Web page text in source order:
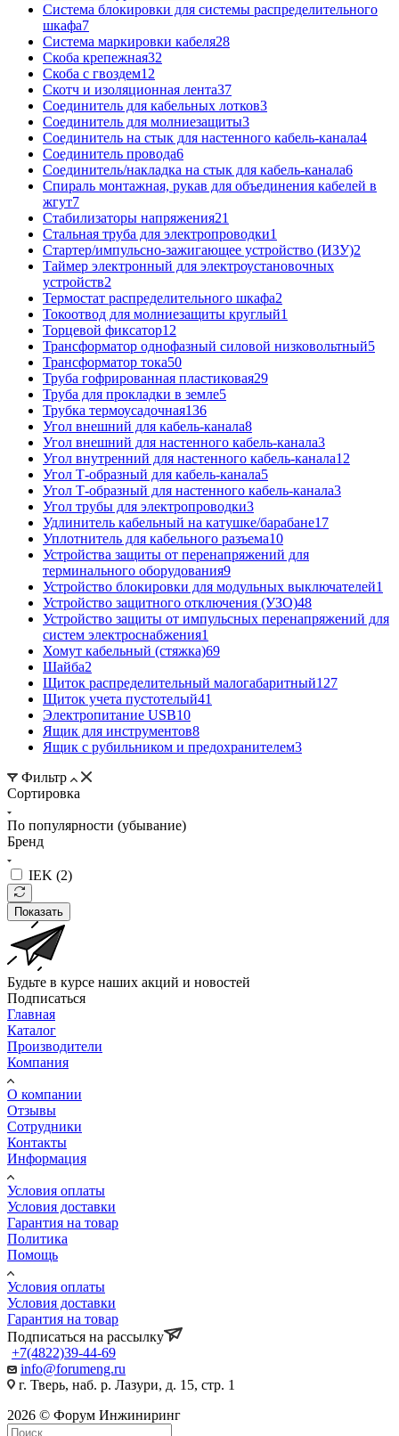
Система блокировки для системы распределительного
шкафа7
Система маркировки кабеля28
Скоба крепежная32
Скоба с гвоздем12
Скотч и изоляционная лента37
Соединитель для кабельных лотков3
Соединитель для молниезащиты3
Соединитель на стык для настенного кабель-канала4
Соединитель провода6
Соединитель/накладка на стык для кабель-канала6
Спираль монтажная, рукав для объединения кабелей в
жгут7
Стабилизаторы напряжения21
Стальная труба для электропроводки1
Стартер/импульсно-зажигающее устройство (ИЗУ)2
Таймер электронный для электроустановочных
устройств2
Термостат распределительного шкафа2
Токоотвод для молниезащиты круглый1
Торцевой фиксатор12
Трансформатор однофазный силовой низковольтный5
Трансформатор тока50
Труба гофрированная пластиковая29
Труба для прокладки в земле5
Трубка термоусадочная136
Угол внешний для кабель-канала8
Угол внешний для настенного кабель-канала3
Угол внутренний для настенного кабель-канала12
Угол Т-образный для кабель-канала5
Угол Т-образный для настенного кабель-канала3
Угол трубы для электропроводки3
Удлинитель кабельный на катушке/барабане17
Уплотнитель для кабельного разъема10
Устройства защиты от перенапряжений для
терминального оборудования9
Устройство блокировки для модульных выключателей1
Устройство защитного отключения (УЗО)48
Устройство защиты от импульсных перенапряжений для
систем электроснабжения1
Хомут кабельный (стяжка)69
Шайба2
Щиток распределительный малогабаритный127
Щиток учета пустотелый41
Электропитание USB10
Ящик для инструментов8
Ящик с рубильником и предохранителем3
Фильтр
Сортировка
По популярности (убывание)
Бренд
IEK (2)
Показать
Будьте в курсе наших акций и новостей
Подписаться
Главная
Каталог
Производители
Компания
О компании
Отзывы
Сотрудники
Контакты
Информация
Условия оплаты
Условия доставки
Гарантия на товар
Политика
Помощь
Условия оплаты
Условия доставки
Гарантия на товар
Подписаться на рассылку
+7(4822)39-44-69
info@forumeng.ru
г. Тверь, наб. р. Лазури, д. 15, стр. 1
2026 © Форум Инжиниринг